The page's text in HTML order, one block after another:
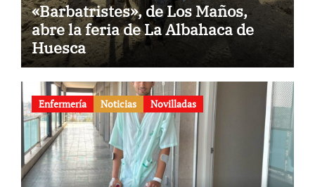
«Barbatristes», de Los Maños,
abre la feria de La Albahaca de
Huesca
Enfermería Noticias Novilladas